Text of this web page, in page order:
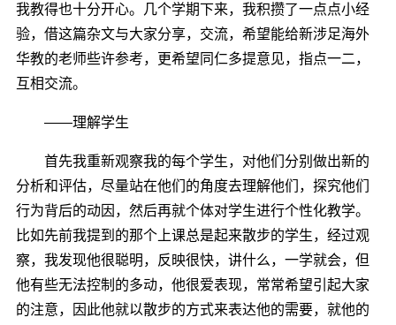
我教得也十分开心。几个学期下来，我积攒了一点点小经
验，借这篇杂文与大家分享，交流，希望能给新涉足海外
华教的老师些许参考，更希望同仁多提意见，指点一二，
互相交流。
――理解学生
首先我重新观察我的每个学生，对他们分别做出新的
分析和评估，尽量站在他们的角度去理解他们，探究他们
行为背后的动因，然后再就个体对学生进行个性化教学。
比如先前我提到的那个上课总是起来散步的学生，经过观
察，我发现他很聪明，反映很快，讲什么，一学就会，但
他有些无法控制的多动，他很爱表现，常常希望引起大家
的注意，因此他就以散步的方式来表达他的需要，就他的